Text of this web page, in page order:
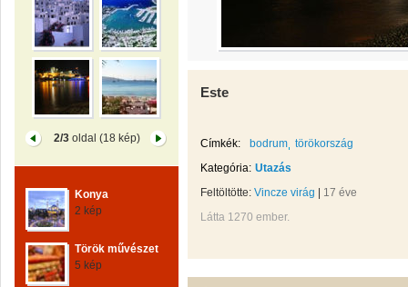
2/3oldal (18 kép)
Konya
2 kép
Török művészet
5 kép
Este
Címkék: bodrum törökország
Kategória: Utazás
Feltöltötte: Vincze virág
17 éve
Látta 1270 ember.